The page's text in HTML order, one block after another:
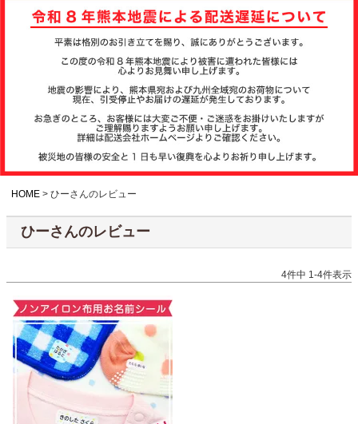
その
他
注文履歴
について
HOME ひーさんのレビュー
ひーさんのレビュー
4件中 1-4件表示